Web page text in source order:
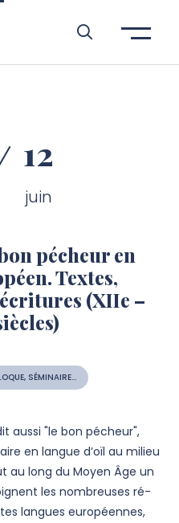
12
juin
pécheur en
Textes,
(XIIe –
SÉMINAIRE...
aussi "le bon pécheur",
en langue d’oïl au milieu
au long du Moyen Âge un
les nombreuses ré-
langues européennes,